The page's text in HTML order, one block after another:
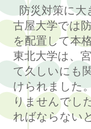
防災対策に
古屋大学では
を配置して本
東北大学は、
て久しいにも
けられました
りませんでし
ればならない